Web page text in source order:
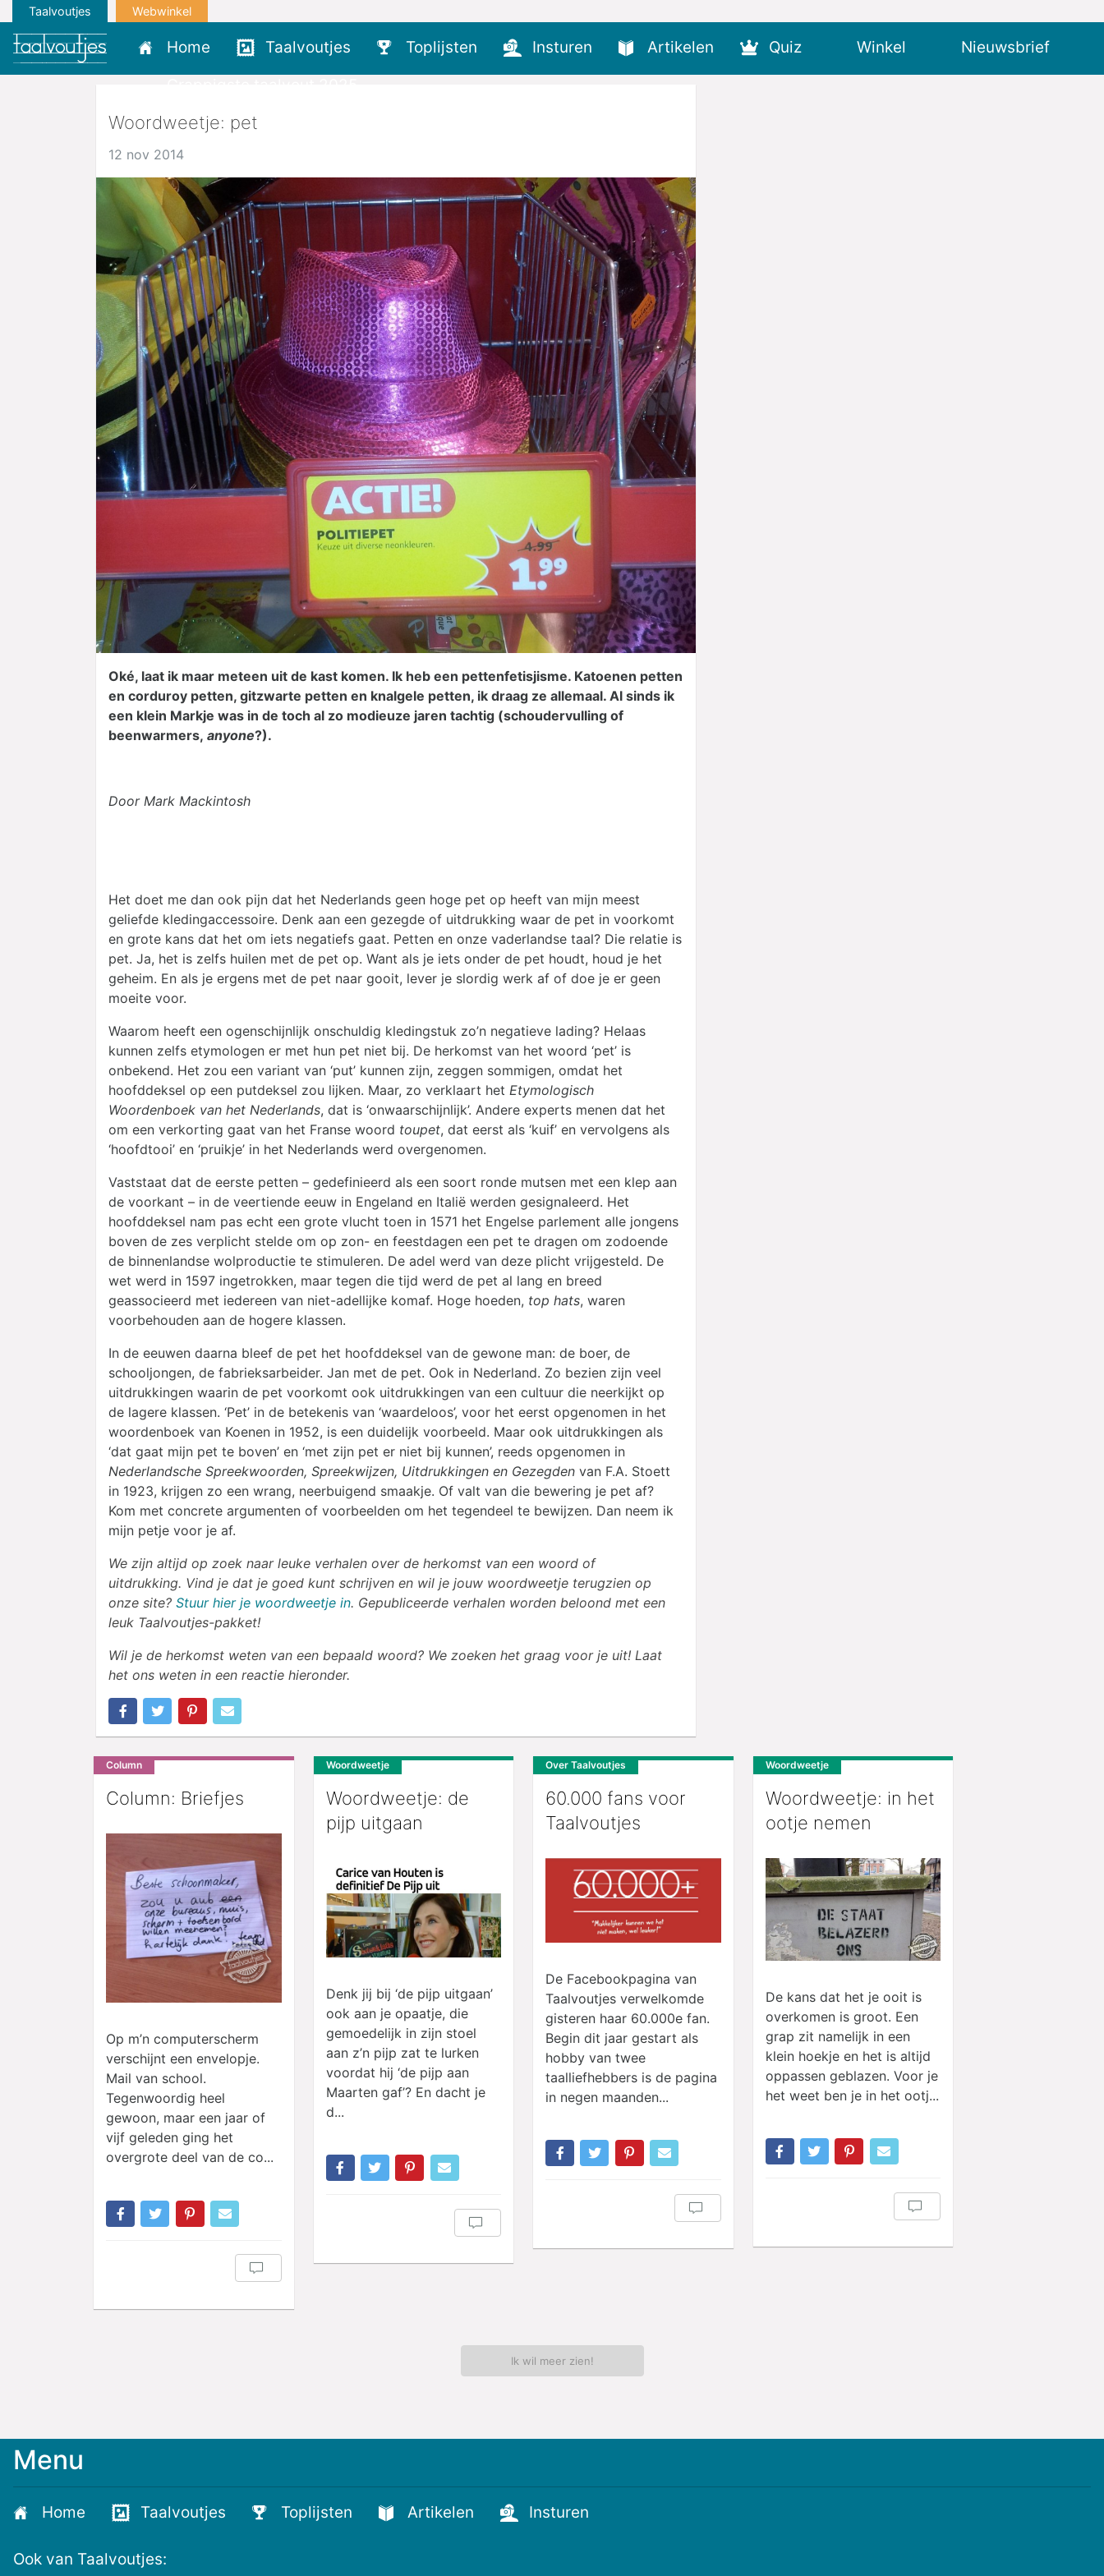
Taalvoutjes Webwinkel
Home Taalvoutjes Toplijsten Insturen Artikelen Quiz Winkel
Nieuwsbrief
Woordweetje: pet
12 nov 2014
Oké, laat ik maar meteen uit de kast komen. Ik heb een pettenfetisjisme. Katoenen petten
en corduroy petten, gitzwarte petten en knalgele petten, ik draag ze allemaal. Al sinds ik
een klein Markje was in de toch al zo modieuze jaren tachtig (schoudervulling of
beenwarmers, anyone?).
Door Mark Mackintosh
Het doet me dan ook pijn dat het Nederlands geen hoge pet op heeft van mijn meest
geliefde kledingaccessoire. Denk aan een gezegde of uitdrukking waar de pet in voorkomt
en grote kans dat het om iets negatiefs gaat. Petten en onze vaderlandse taal? Die relatie is
pet. Ja, het is zelfs huilen met de pet op. Want als je iets onder de pet houdt, houd je het
geheim. En als je ergens met de pet naar gooit, lever je slordig werk af of doe je er geen
moeite voor.
Waarom heeft een ogenschijnlijk onschuldig kledingstuk zo’n negatieve lading? Helaas
kunnen zelfs etymologen er met hun pet niet bij. De herkomst van het woord ‘pet’ is
onbekend. Het zou een variant van ‘put’ kunnen zijn, zeggen sommigen, omdat het
hoofddeksel op een putdeksel zou lijken. Maar, zo verklaart het Etymologisch
Woordenboek van het Nederlands, dat is ‘onwaarschijnlijk’. Andere experts menen dat het
om een verkorting gaat van het Franse woord toupet, dat eerst als ‘kuif’ en vervolgens als
‘hoofdtooi’ en ‘pruikje’ in het Nederlands werd overgenomen.
Vaststaat dat de eerste petten – gedefinieerd als een soort ronde mutsen met een klep aan
de voorkant – in de veertiende eeuw in Engeland en Italië werden gesignaleerd. Het
hoofddeksel nam pas echt een grote vlucht toen in 1571 het Engelse parlement alle jongens
boven de zes verplicht stelde om op zon- en feestdagen een pet te dragen om zodoende
de binnenlandse wolproductie te stimuleren. De adel werd van deze plicht vrijgesteld. De
wet werd in 1597 ingetrokken, maar tegen die tijd werd de pet al lang en breed
geassocieerd met iedereen van niet-adellijke komaf. Hoge hoeden, top hats, waren
voorbehouden aan de hogere klassen.
In de eeuwen daarna bleef de pet het hoofddeksel van de gewone man: de boer, de
schooljongen, de fabrieksarbeider. Jan met de pet. Ook in Nederland. Zo bezien zijn veel
uitdrukkingen waarin de pet voorkomt ook uitdrukkingen van een cultuur die neerkijkt op
de lagere klassen. ‘Pet’ in de betekenis van ‘waardeloos’, voor het eerst opgenomen in het
woordenboek van Koenen in 1952, is een duidelijk voorbeeld. Maar ook uitdrukkingen als
‘dat gaat mijn pet te boven’ en ‘met zijn pet er niet bij kunnen’, reeds opgenomen in
Nederlandsche Spreekwoorden, Spreekwijzen, Uitdrukkingen en Gezegden van F.A. Stoett
in 1923, krijgen zo een wrang, neerbuigend smaakje. Of valt van die bewering je pet af?
Kom met concrete argumenten of voorbeelden om het tegendeel te bewijzen. Dan neem ik
mijn petje voor je af.
We zijn altijd op zoek naar leuke verhalen over de herkomst van een woord of
uitdrukking. Vind je dat je goed kunt schrijven en wil je jouw woordweetje terugzien op
onze site? Stuur hier je woordweetje in. Gepubliceerde verhalen worden beloond met een
leuk Taalvoutjes-pakket!
Wil je de herkomst weten van een bepaald woord? We zoeken het graag voor je uit! Laat
het ons weten in een reactie hieronder.
Column
Column: Briefjes
Op m’n computerscherm
verschijnt een envelopje.
Mail van school.
Tegenwoordig heel
gewoon, maar een jaar of
vijf geleden ging het
overgrote deel van de co...
Woordweetje
Woordweetje: de
pijp uitgaan
Denk jij bij ‘de pijp uitgaan’
ook aan je opaatje, die
gemoedelijk in zijn stoel
aan z’n pijp zat te lurken
voordat hij ‘de pijp aan
Maarten gaf’? En dacht je
d...
Over Taalvoutjes
60.000 fans voor
Taalvoutjes
De Facebookpagina van
Taalvoutjes verwelkomde
gisteren haar 60.000e fan.
Begin dit jaar gestart als
hobby van twee
taalliefhebbers is de pagina
in negen maanden...
Woordweetje
Woordweetje: in het
ootje nemen
De kans dat het je ooit is
overkomen is groot. Een
grap zit namelijk in een
klein hoekje en het is altijd
oppassen geblazen. Voor je
het weet ben je in het ootj...
Ik wil meer zien!
Menu
Home Taalvoutjes Toplijsten Artikelen Insturen
Ook van Taalvoutjes: